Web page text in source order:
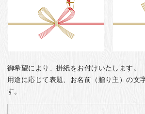
御希望により、掛紙をお付けいたします。
用途に応じて表題、お名前（贈り主）の文
す。